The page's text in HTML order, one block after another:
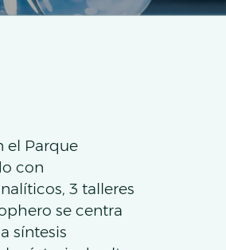
el Parque
con
3 talleres
se centra
síntesis